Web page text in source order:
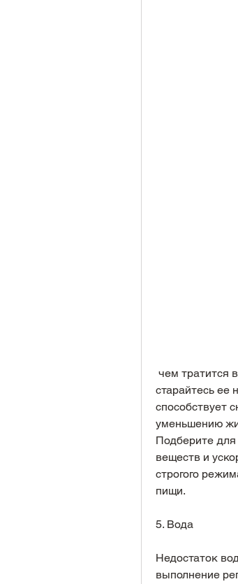
старайтесь
способствует
уменьшению
Подберите
веществ и
строгого
пищи.
5. Вода
Недостаток
выполнение